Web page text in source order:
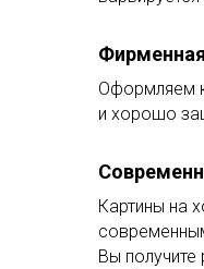
Оформляем
и хорошо
Картины на
Вы получите